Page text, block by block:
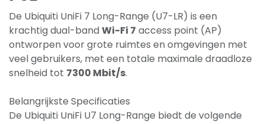
De Ubiquiti UniFi 7 Long-Range (U7-LR) is een
krachtig dual-bandWi-Fi 7 access point (AP)
ontworpen voor grote ruimtes en omgevingen met
veel gebruikers, met een totale maximale draadloze
snelheid tot 7300 Mbit/s.
Belangrijkste Specificaties
De Ubiquiti UniFi U7 Long-Range biedt de volgende